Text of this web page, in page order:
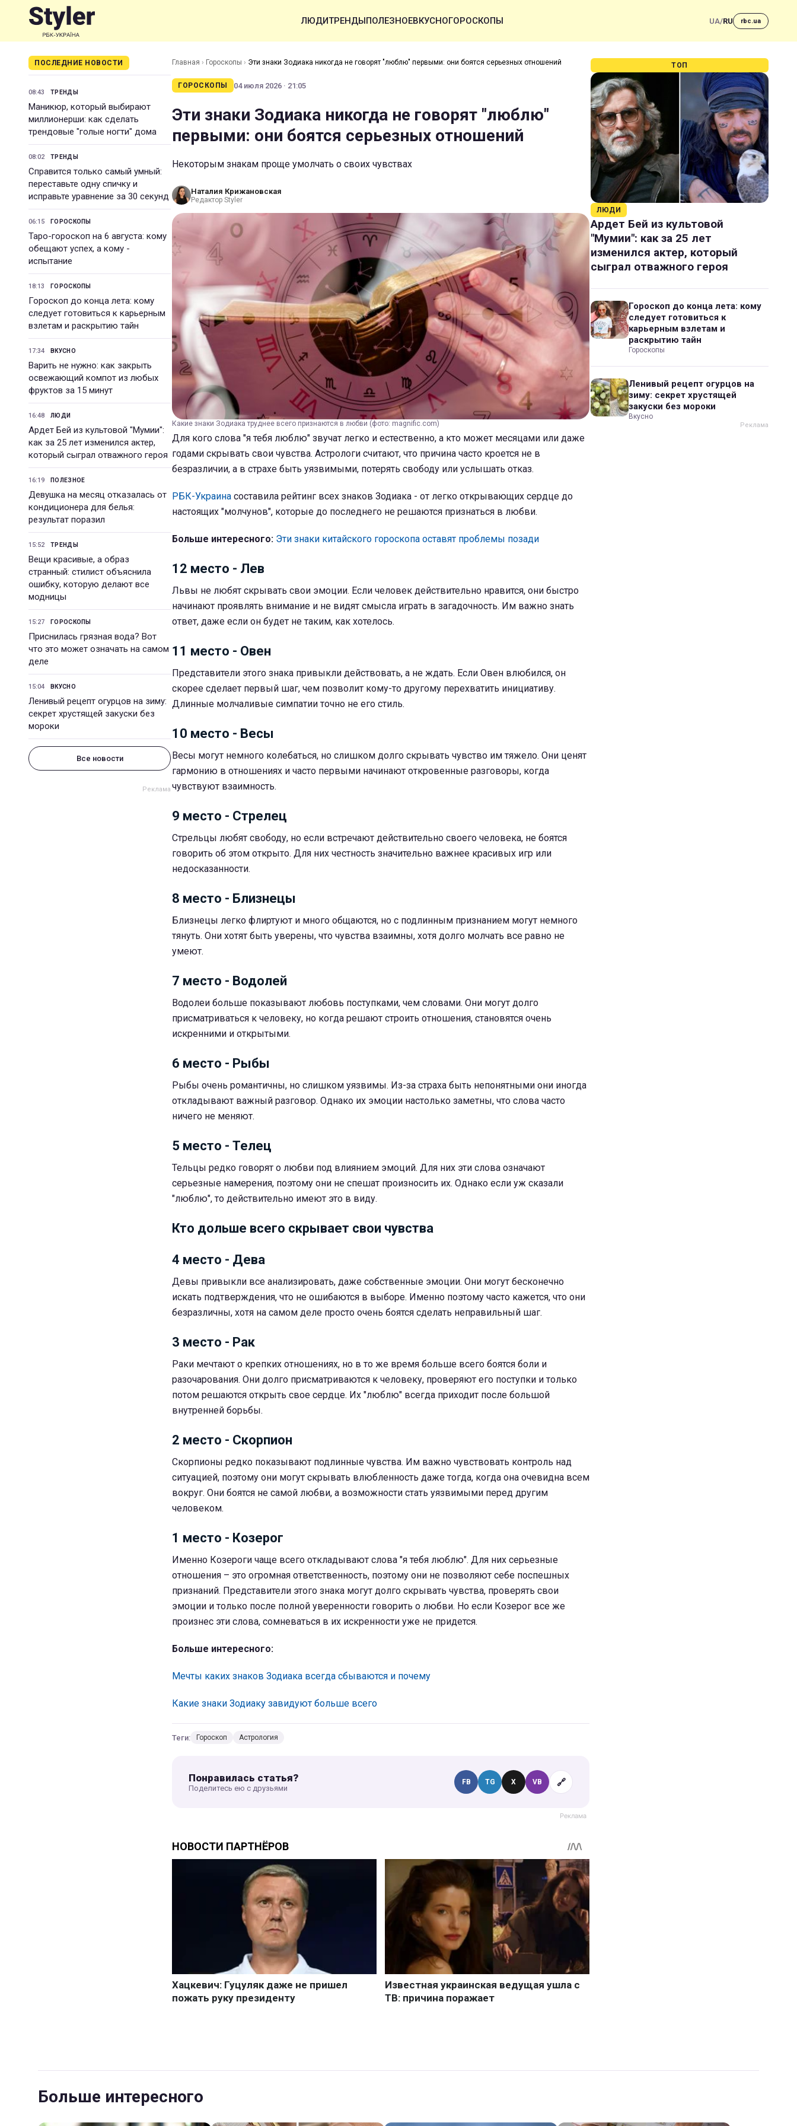
ЛЮДИТРЕНДЫПОЛЕЗНОЕВКУСНОГОРОСКОПЫ UA/RU rbc.ua
ПОСЛЕДНИЕ НОВОСТИ
08:43 ТРЕНДЫ
Маникюр, который выбирают
миллионерши: как сделать
трендовые "голые ногти" дома
08:02 ТРЕНДЫ
Справится только самый умный:
переставьте одну спичку и
исправьте уравнение за 30 секунд
06:15 ГОРОСКОПЫ
Таро-гороскоп на 6 августа: кому
обещают успех, а кому -
испытание
18:13 ГОРОСКОПЫ
Гороскоп до конца лета: кому
следует готовиться к карьерным
взлетам и раскрытию тайн
17:34 ВКУСНО
Варить не нужно: как закрыть
освежающий компот из любых
фруктов за 15 минут
16:48 ЛЮДИ
Ардет Бей из культовой "Мумии":
как за 25 лет изменился актер,
который сыграл отважного героя
16:19 ПОЛЕЗНОЕ
Девушка на месяц отказалась от
кондиционера для белья:
результат поразил
15:52 ТРЕНДЫ
Вещи красивые, а образ
странный: стилист объяснила
ошибку, которую делают все
модницы
15:27 ГОРОСКОПЫ
Приснилась грязная вода? Вот
что это может означать на самом
деле
15:04 ВКУСНО
Ленивый рецепт огурцов на зиму:
секрет хрустящей закуски без
мороки
Все новости
Главная › Гороскопы › Эти знаки Зодиака никогда не говорят "люблю" первыми: они боятся серьезных отношений
ГОРОСКОПЫ 04 июля 2026 · 21:05
Эти знаки Зодиака никогда не говорят "люблю"
первыми: они боятся серьезных отношений
Некоторым знакам проще умолчать о своих чувствах
Наталия Крижановская
Редактор Styler
Какие знаки Зодиака труднее всего признаются в любви (фото: magnific.com)
Для кого слова "я тебя люблю" звучат легко и естественно, а кто может месяцами или даже
годами скрывать свои чувства. Астрологи считают, что причина часто кроется не в
безразличии, а в страхе быть уязвимыми, потерять свободу или услышать отказ.
РБК-Украина составила рейтинг всех знаков Зодиака - от легко открывающих сердце до
настоящих "молчунов", которые до последнего не решаются признаться в любви.
Больше интересного: Эти знаки китайского гороскопа оставят проблемы позади
12 место - Лев
Львы не любят скрывать свои эмоции. Если человек действительно нравится, они быстро
начинают проявлять внимание и не видят смысла играть в загадочность. Им важно знать
ответ, даже если он будет не таким, как хотелось.
11 место - Овен
Представители этого знака привыкли действовать, а не ждать. Если Овен влюбился, он
скорее сделает первый шаг, чем позволит кому-то другому перехватить инициативу.
Длинные молчаливые симпатии точно не его стиль.
10 место - Весы
Весы могут немного колебаться, но слишком долго скрывать чувство им тяжело. Они ценят
гармонию в отношениях и часто первыми начинают откровенные разговоры, когда
чувствуют взаимность.
9 место - Стрелец
Стрельцы любят свободу, но если встречают действительно своего человека, не боятся
говорить об этом открыто. Для них честность значительно важнее красивых игр или
недосказанности.
8 место - Близнецы
Близнецы легко флиртуют и много общаются, но с подлинным признанием могут немного
тянуть. Они хотят быть уверены, что чувства взаимны, хотя долго молчать все равно не
умеют.
7 место - Водолей
Водолеи больше показывают любовь поступками, чем словами. Они могут долго
присматриваться к человеку, но когда решают строить отношения, становятся очень
искренними и открытыми.
6 место - Рыбы
Рыбы очень романтичны, но слишком уязвимы. Из-за страха быть непонятными они иногда
откладывают важный разговор. Однако их эмоции настолько заметны, что слова часто
ничего не меняют.
5 место - Телец
Тельцы редко говорят о любви под влиянием эмоций. Для них эти слова означают
серьезные намерения, поэтому они не спешат произносить их. Однако если уж сказали
"люблю", то действительно имеют это в виду.
Кто дольше всего скрывает свои чувства
4 место - Дева
Девы привыкли все анализировать, даже собственные эмоции. Они могут бесконечно
искать подтверждения, что не ошибаются в выборе. Именно поэтому часто кажется, что они
безразличны, хотя на самом деле просто очень боятся сделать неправильный шаг.
3 место - Рак
Раки мечтают о крепких отношениях, но в то же время больше всего боятся боли и
разочарования. Они долго присматриваются к человеку, проверяют его поступки и только
потом решаются открыть свое сердце. Их "люблю" всегда приходит после большой
внутренней борьбы.
2 место - Скорпион
Скорпионы редко показывают подлинные чувства. Им важно чувствовать контроль над
ситуацией, поэтому они могут скрывать влюбленность даже тогда, когда она очевидна всем
вокруг. Они боятся не самой любви, а возможности стать уязвимыми перед другим
человеком.
1 место - Козерог
Именно Козероги чаще всего откладывают слова "я тебя люблю". Для них серьезные
отношения – это огромная ответственность, поэтому они не позволяют себе поспешных
признаний. Представители этого знака могут долго скрывать чувства, проверять свои
эмоции и только после полной уверенности говорить о любви. Но если Козерог все же
произнес эти слова, сомневаться в их искренности уже не придется.
Больше интересного:
Мечты каких знаков Зодиака всегда сбываются и почему
Какие знаки Зодиаку завидуют больше всего
Теги: Гороскоп Астрология
Понравилась статья?
Поделитесь ею с друзьями
FB TG X VB 🔗
ТОП
ЛЮДИ
Ардет Бей из культовой
"Мумии": как за 25 лет
изменился актер, который
сыграл отважного героя
Гороскоп до конца лета: кому
следует готовиться к
карьерным взлетам и
раскрытию тайн
Гороскопы
Ленивый рецепт огурцов на
зиму: секрет хрустящей
закуски без мороки
Вкусно
Больше интересного